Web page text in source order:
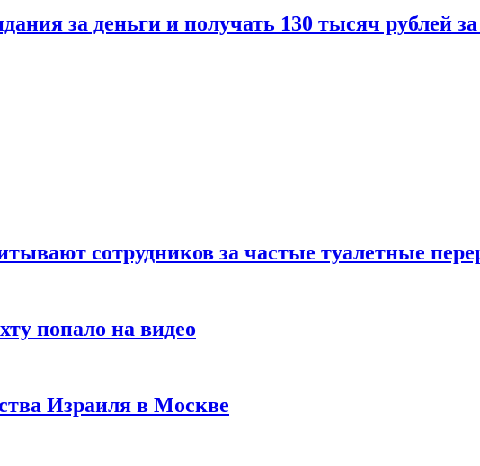
за деньги и получать 130 тысяч рублей
сотрудников за частые туалетные
попало на видео
Израиля в Москве